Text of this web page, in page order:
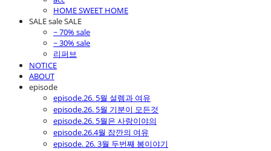
HOME SWEET HOME
SALE sale SALE
~ 70% sale
~ 30% sale
리퍼브
NOTICE
ABOUT
episode
episode.26. 5월 설렘과 여유
episode.26. 5월 기분이 모든것
episode.26. 5월은 사랑이야의
episode.26.4월 잠깐의 여유
episode. 26. 3월 두번째 봄이야기